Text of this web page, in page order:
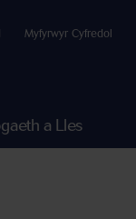
Myfyrwyr Cyfredol
a Lles